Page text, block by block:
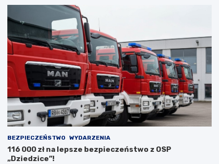
BEZPIECZEŃSTWO WYDARZENIA
116 000 zł na lepsze bezpieczeństwo z OSP
„Dziedzice”!